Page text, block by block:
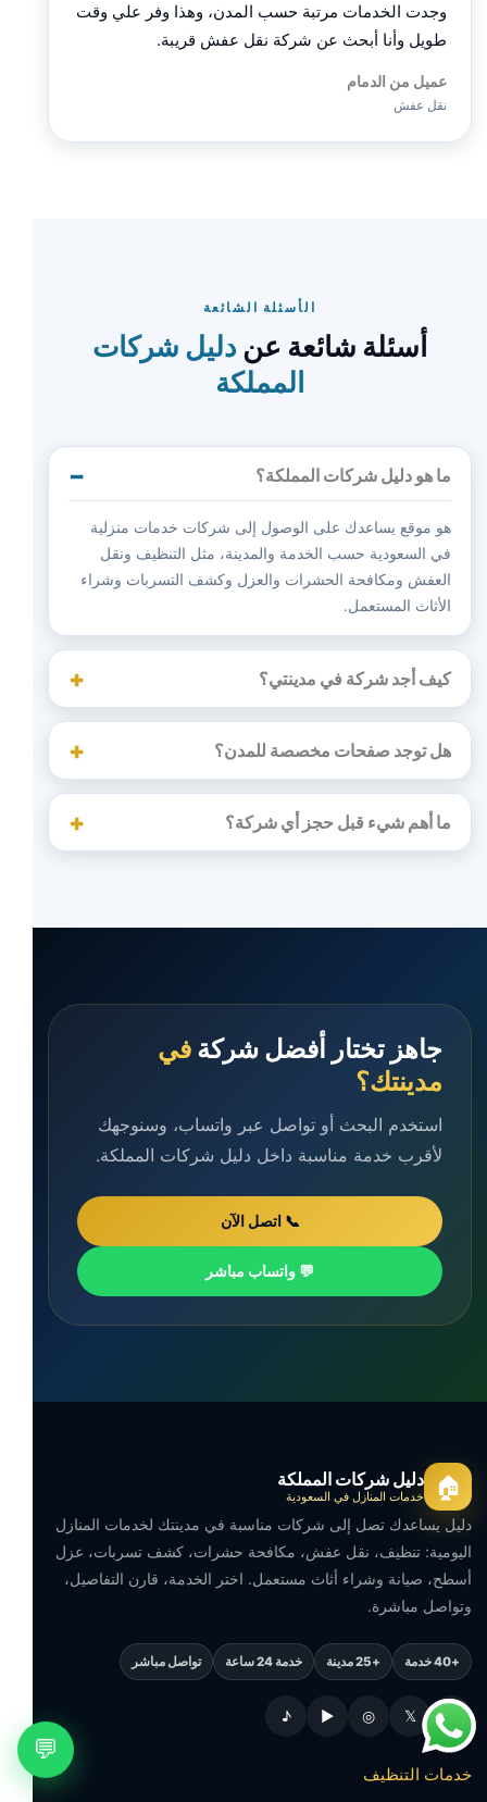
💬
وجدت الخدمات مرتبة حسب المدن، وهذا وفر علي وقت
طويل وأنا أبحث عن شركة نقل عفش قريبة.
عميل من الدمام
نقل عفش
الأسئلة الشائعة
أسئلة شائعة عن دليل شركات
المملكة
ما هو دليل شركات المملكة؟
هو موقع يساعدك على الوصول إلى شركات خدمات منزلية
في السعودية حسب الخدمة والمدينة، مثل التنظيف ونقل
العفش ومكافحة الحشرات والعزل وكشف التسربات وشراء
الأثاث المستعمل.
كيف أجد شركة في مدينتي؟
هل توجد صفحات مخصصة للمدن؟
ما أهم شيء قبل حجز أي شركة؟
جاهز تختار أفضل شركة في
مدينتك؟
استخدم البحث أو تواصل عبر واتساب، وسنوجهك
لأقرب خدمة مناسبة داخل دليل شركات المملكة.
📞 اتصل الآن
💬 واتساب مباشر
🏠 دليل شركات المملكة
خدمات المنازل في السعودية
دليل يساعدك تصل إلى شركات مناسبة في مدينتك لخدمات المنازل
اليومية: تنظيف، نقل عفش، مكافحة حشرات، كشف تسربات، عزل
أسطح، صيانة وشراء أثاث مستعمل. اختر الخدمة، قارن التفاصيل،
وتواصل مباشرة.
+40 خدمة +25 مدينة خدمة 24 ساعة تواصل مباشر
𝕏
◎
▶
♪
خدمات التنظيف